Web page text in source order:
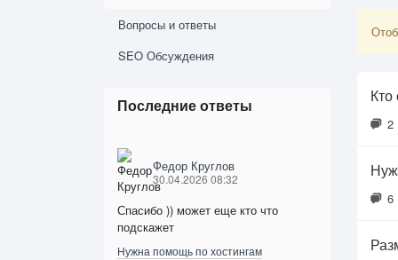
Вопросы и ответы
SEO Обсуждения
Последние ответы
Федор Круглов
30.04.2026 08:32
Спасибо )) может еще кто что
подскажет
Нужна помощь по хостингам
2
6